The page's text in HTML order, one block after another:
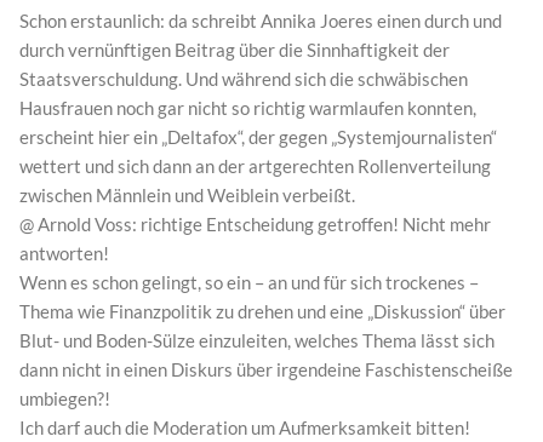
Schon erstaunlich: da schreibt Annika Joeres einen durch und
durch vernünftigen Beitrag über die Sinnhaftigkeit der
Staatsverschuldung. Und während sich die schwäbischen
Hausfrauen noch gar nicht so richtig warmlaufen konnten,
erscheint hier ein „Deltafox“, der gegen „Systemjournalisten“
wettert und sich dann an der artgerechten Rollenverteilung
zwischen Männlein und Weiblein verbeißt.
@ Arnold Voss: richtige Entscheidung getroffen! Nicht mehr
antworten!
Wenn es schon gelingt, so ein – an und für sich trockenes –
Thema wie Finanzpolitik zu drehen und eine „Diskussion“ über
Blut- und Boden-Sülze einzuleiten, welches Thema lässt sich
dann nicht in einen Diskurs über irgendeine Faschistenscheiße
umbiegen?!
Ich darf auch die Moderation um Aufmerksamkeit bitten!